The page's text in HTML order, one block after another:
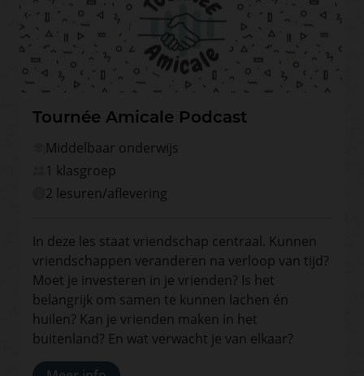
Tournée Amicale Podcast
Middelbaar onderwijs
1 klasgroep
2 lesuren/aflevering
In deze les staat vriendschap centraal. Kunnen
vriendschappen veranderen na verloop van tijd?
Moet je investeren in je vrienden? Is het
belangrijk om samen te kunnen lachen én
huilen? Kan je vrienden maken in het
buitenland? En wat verwacht je van elkaar?